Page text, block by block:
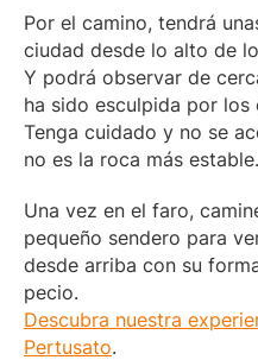
Por el camino, tendrá
ciudad desde lo alto de
Y podrá observar de
ha sido esculpida por los
Tenga cuidado y no se
no es la roca más
Una vez en el faro,
pequeño sendero para
desde arriba con su
pecio.
Descubra nuestra
Pertusato.